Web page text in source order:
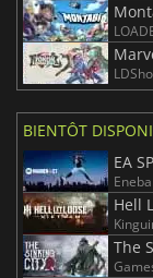
BIENTÔT
EA
Eneba
Hell
The